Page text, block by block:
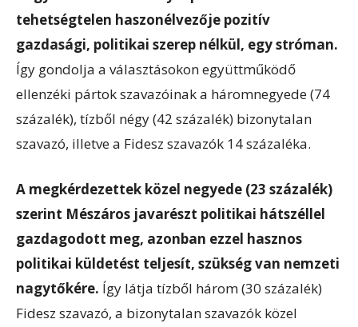
tehetségtelen haszonélvezője pozitív
gazdasági, politikai szerep nélkül, egy stróman.
Így gondolja a választásokon együttműködő
ellenzéki pártok szavazóinak a háromnegyede (74
százalék), tízből négy (42 százalék) bizonytalan
szavazó, illetve a Fidesz szavazók 14 százaléka.
A megkérdezettek közel negyede (23 százalék)
szerint Mészáros javarészt politikai hátszéllel
gazdagodott meg, azonban ezzel hasznos
politikai küldetést teljesít, szükség van nemzeti
nagytőkére. Így látja tízből három (30 százalék)
Fidesz szavazó, a bizonytalan szavazók közel